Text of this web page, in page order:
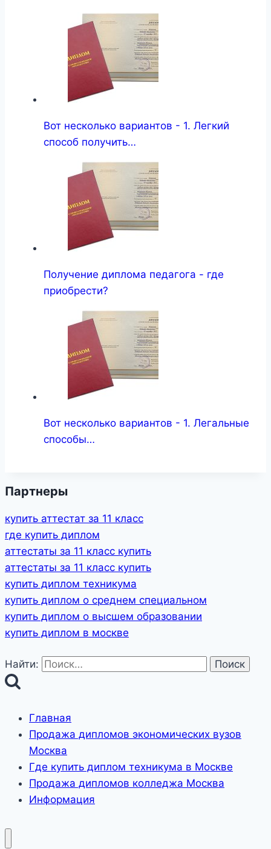
Вот несколько вариантов - 1. Легкий
способ получить…
Получение диплома педагога - где
приобрести?
Вот несколько вариантов - 1. Легальные
способы…
Партнеры
купить аттестат за 11 класс
где купить диплом
аттестаты за 11 класс купить
аттестаты за 11 класс купить
купить диплом техникума
купить диплом о среднем специальном
купить диплом о высшем образовании
купить диплом в москве
Найти:
Главная
Продажа дипломов экономических вузов
Москва
Где купить диплом техникума в Москве
Продажа дипломов колледжа Москва
Информация